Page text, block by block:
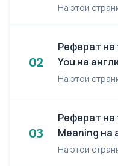
02
Реферат на
You на
03
Реферат на
Meaning на